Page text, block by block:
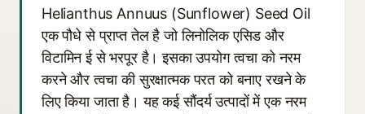
Helianthus Annuus (Sunflower) Seed Oil
एक पौधे से प्राप्त तेल है जो लिनोलिक एसिड और
विटामिन ई से भरपूर है। इसका उपयोग त्वचा को नरम
करने और त्वचा की सुरक्षात्मक परत को बनाए रखने के
लिए किया जाता है। यह कई सौंदर्य उत्पादों में एक नरम